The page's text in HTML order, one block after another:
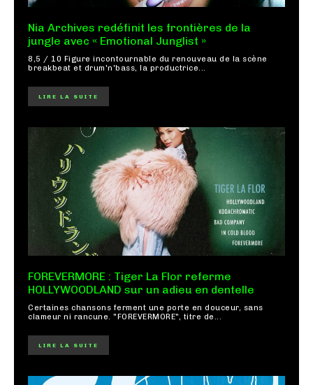
Nia Archives redéfinit les frontières de la
jungle avec « Emotional Junglist »
8,5 / 10 Figure incontournable du renouveau de la scène
breakbeat et drum'n'bass, la productrice...
LIRE LA SUITE
FOREVERMORE : Tiger La Flor referme
HOLLYWOODLAND sur un adieu en dentelle
Certaines chansons ferment une porte en douceur, sans
clameur ni rancune. "FOREVERMORE", titre de...
LIRE LA SUITE